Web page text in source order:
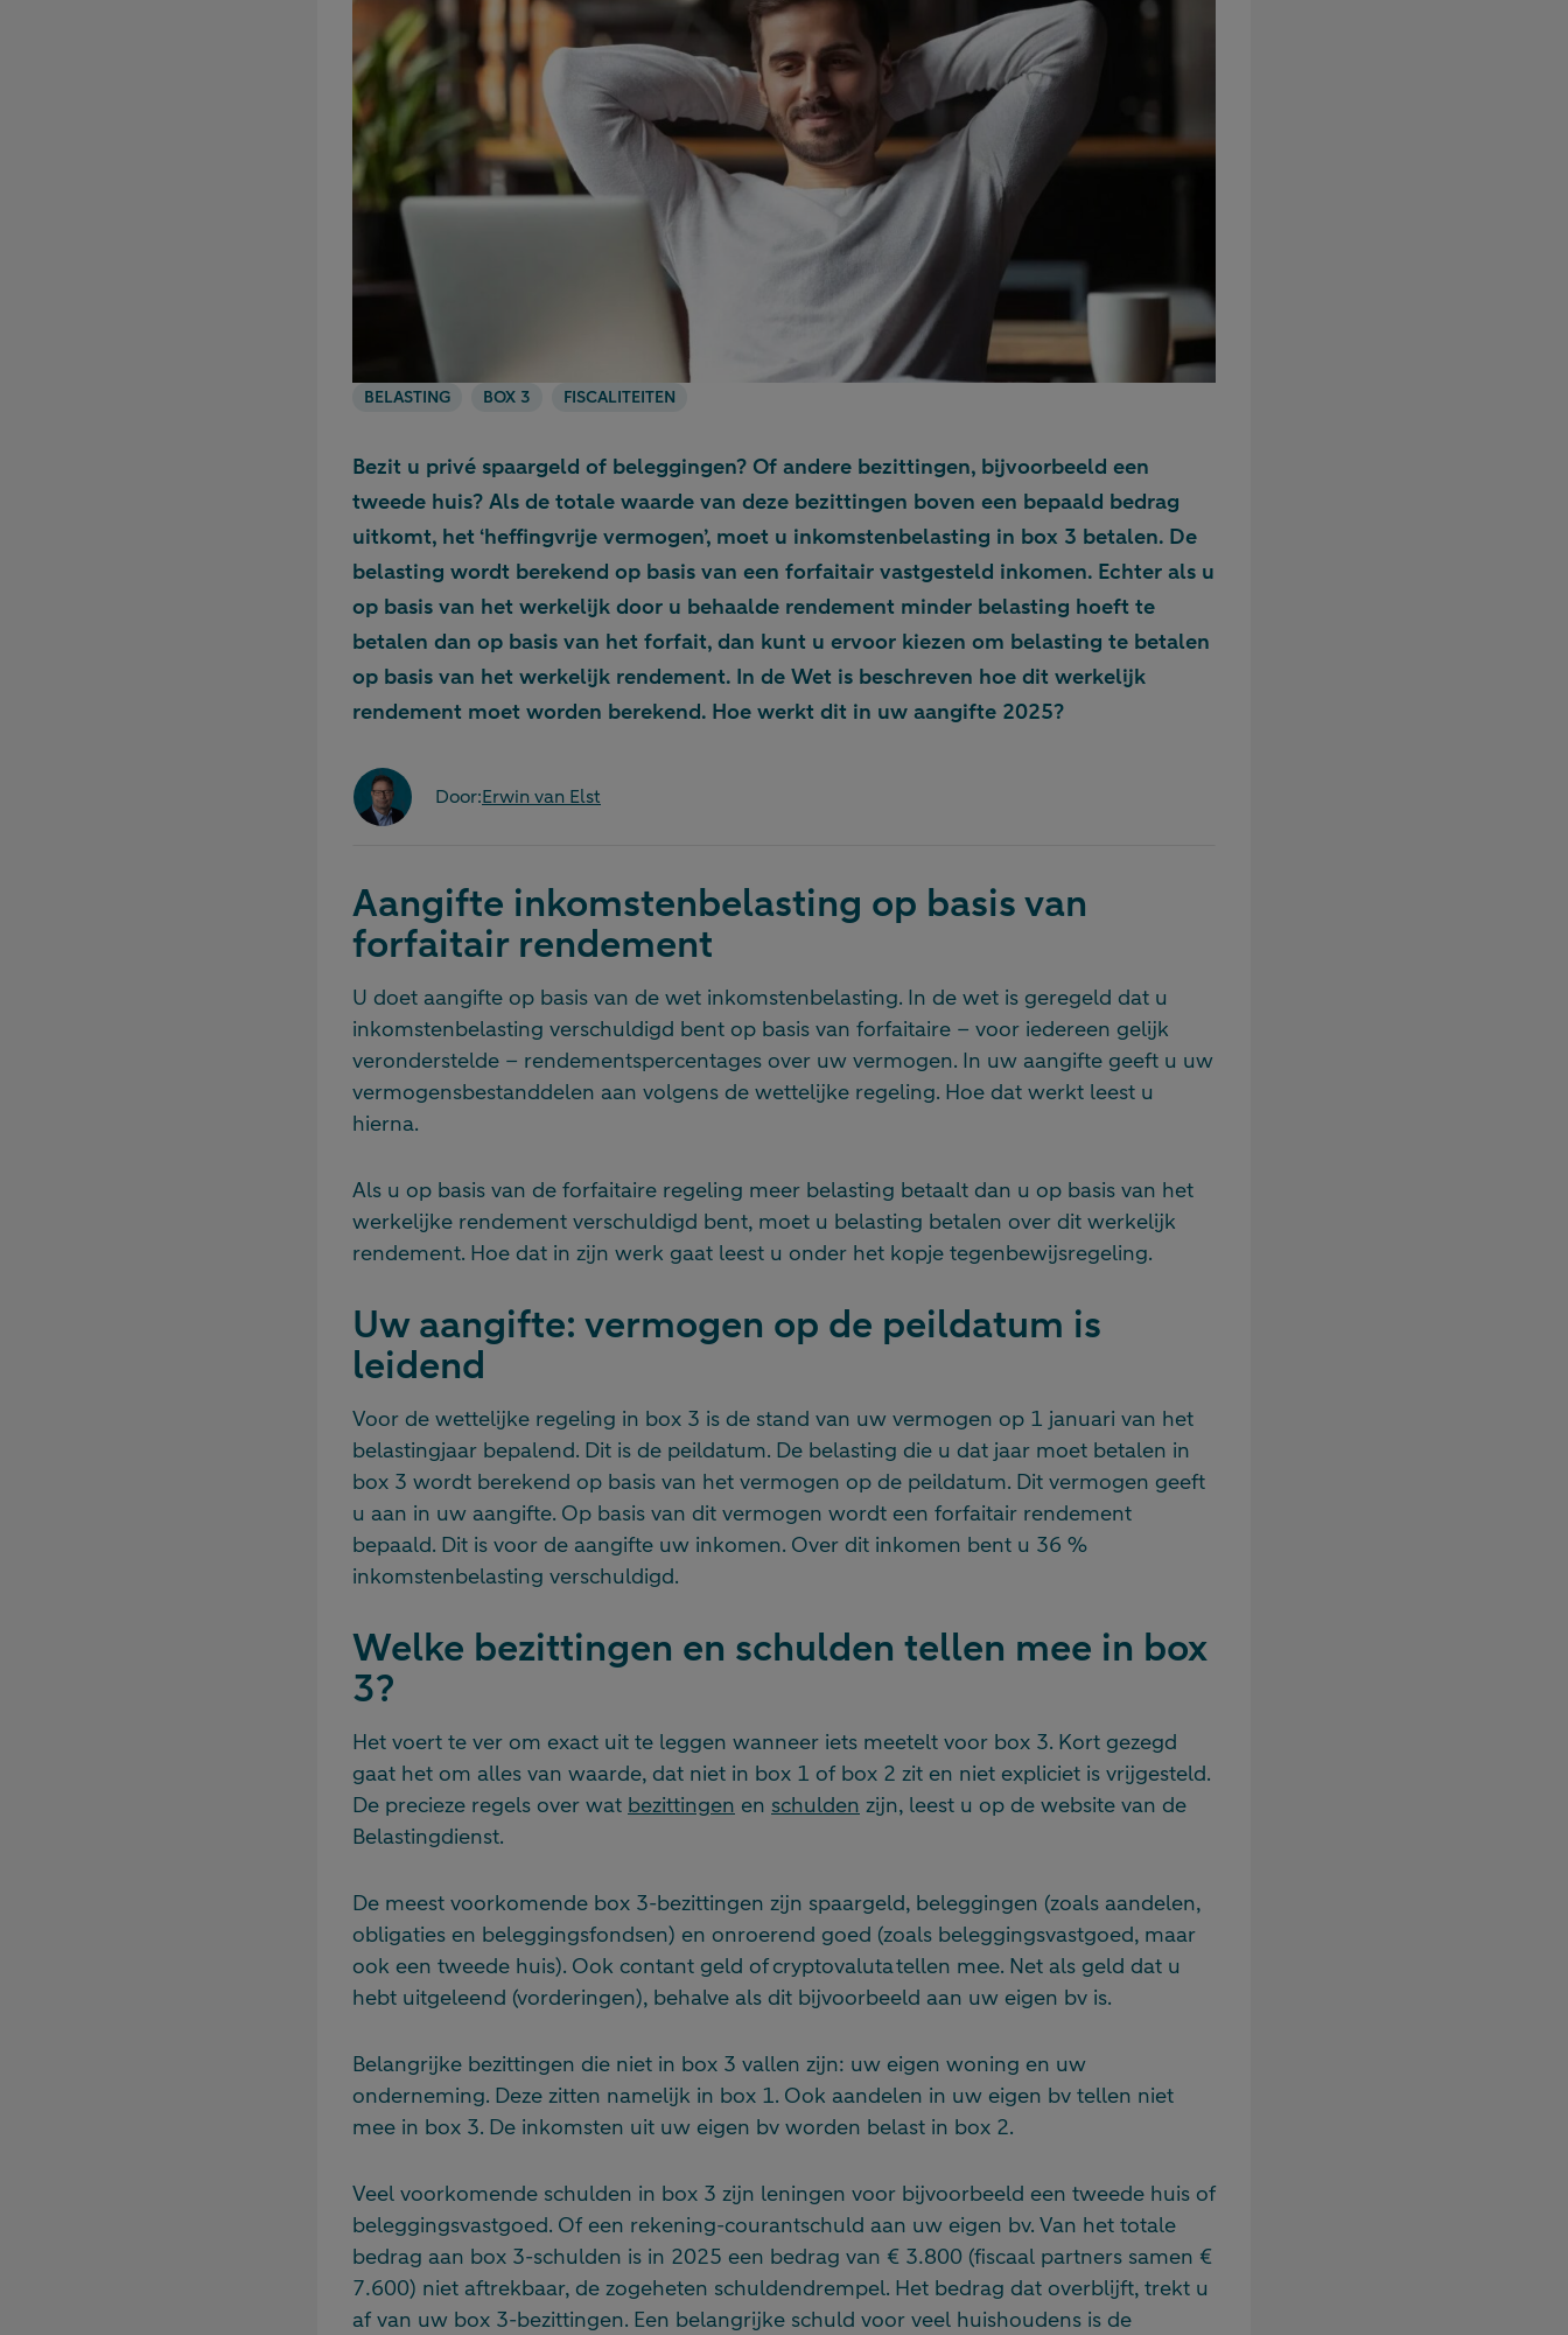
BELASTING BOX 3 FISCALITEITEN
Bezit u privé spaargeld of beleggingen? Of andere bezittingen, bijvoorbeeld een
tweede huis? Als de totale waarde van deze bezittingen boven een bepaald bedrag
uitkomt, het ‘heffingvrije vermogen’, moet u inkomstenbelasting in box 3 betalen. De
belasting wordt berekend op basis van een forfaitair vastgesteld inkomen. Echter als u
op basis van het werkelijk door u behaalde rendement minder belasting hoeft te
betalen dan op basis van het forfait, dan kunt u ervoor kiezen om belasting te betalen
op basis van het werkelijk rendement. In de Wet is beschreven hoe dit werkelijk
rendement moet worden berekend. Hoe werkt dit in uw aangifte 2025?
Door:Erwin van Elst
Aangifte inkomstenbelasting op basis van
forfaitair rendement
U doet aangifte op basis van de wet inkomstenbelasting. In de wet is geregeld dat u
inkomstenbelasting verschuldigd bent op basis van forfaitaire – voor iedereen gelijk
veronderstelde – rendementspercentages over uw vermogen. In uw aangifte geeft u uw
vermogensbestanddelen aan volgens de wettelijke regeling. Hoe dat werkt leest u
hierna.
Als u op basis van de forfaitaire regeling meer belasting betaalt dan u op basis van het
werkelijke rendement verschuldigd bent, moet u belasting betalen over dit werkelijk
rendement. Hoe dat in zijn werk gaat leest u onder het kopje tegenbewijsregeling.
Uw aangifte: vermogen op de peildatum is
leidend
Voor de wettelijke regeling in box 3 is de stand van uw vermogen op 1 januari van het
belastingjaar bepalend. Dit is de peildatum. De belasting die u dat jaar moet betalen in
box 3 wordt berekend op basis van het vermogen op de peildatum. Dit vermogen geeft
u aan in uw aangifte. Op basis van dit vermogen wordt een forfaitair rendement
bepaald. Dit is voor de aangifte uw inkomen. Over dit inkomen bent u 36 %
inkomstenbelasting verschuldigd.
Welke bezittingen en schulden tellen mee in box
3?
Het voert te ver om exact uit te leggen wanneer iets meetelt voor box 3. Kort gezegd
gaat het om alles van waarde, dat niet in box 1 of box 2 zit en niet expliciet is vrijgesteld.
De precieze regels over wat bezittingen en schulden zijn, leest u op de website van de
Belastingdienst.
De meest voorkomende box 3-bezittingen zijn spaargeld, beleggingen (zoals aandelen,
obligaties en beleggingsfondsen) en onroerend goed (zoals beleggingsvastgoed, maar
ook een tweede huis). Ook contant geld of cryptovaluta tellen mee. Net als geld dat u
hebt uitgeleend (vorderingen), behalve als dit bijvoorbeeld aan uw eigen bv is.
Belangrijke bezittingen die niet in box 3 vallen zijn: uw eigen woning en uw
onderneming. Deze zitten namelijk in box 1. Ook aandelen in uw eigen bv tellen niet
mee in box 3. De inkomsten uit uw eigen bv worden belast in box 2.
Veel voorkomende schulden in box 3 zijn leningen voor bijvoorbeeld een tweede huis of
beleggingsvastgoed. Of een rekening-courantschuld aan uw eigen bv. Van het totale
bedrag aan box 3-schulden is in 2025 een bedrag van € 3.800 (fiscaal partners samen €
7.600) niet aftrekbaar, de zogeheten schuldendrempel. Het bedrag dat overblijft, trekt u
af van uw box 3-bezittingen. Een belangrijke schuld voor veel huishoudens is de